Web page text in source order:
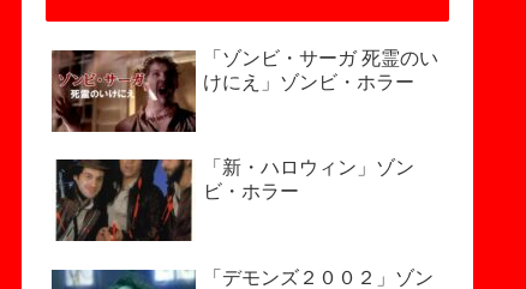
「ゾンビ・サーガ 死霊のい
けにえ」ゾンビ・ホラー
「新・ハロウィン」ゾン
ビ・ホラー
「デモンズ２００２」ゾン